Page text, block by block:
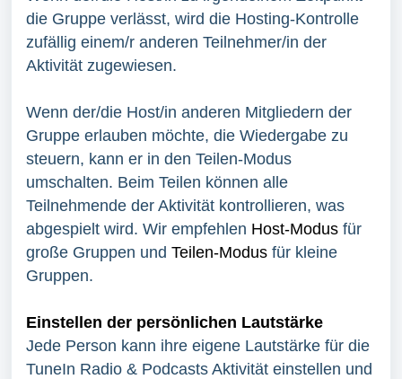
die Gruppe verlässt, wird die Hosting-Kontrolle
zufällig einem/r anderen Teilnehmer/in der
Aktivität zugewiesen.
Wenn der/die Host/in anderen Mitgliedern der
Gruppe erlauben möchte, die Wiedergabe zu
steuern, kann er in den Teilen-Modus
umschalten. Beim Teilen können alle
Teilnehmende der Aktivität kontrollieren, was
abgespielt wird. Wir empfehlen Host-Modus für
große Gruppen und Teilen-Modus für kleine
Gruppen.
Einstellen der persönlichen Lautstärke
Jede Person kann ihre eigene Lautstärke für die
TuneIn Radio & Podcasts Aktivität einstellen und